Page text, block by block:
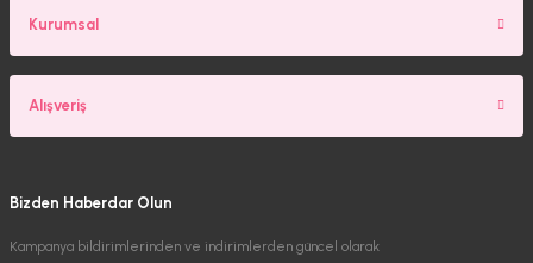
Kurumsal
Alışveriş
Bizden Haberdar Olun
Kampanya bildirimlerinden ve indirimlerden güncel olarak